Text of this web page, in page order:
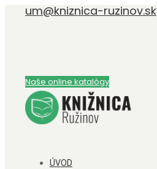
um@kniznica-ruzinov.sk
Naše online katalógy
ÚVOD